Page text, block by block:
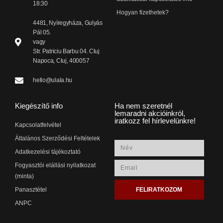
18:30
4481, Nyíregyháza, Gulyás
Pál 05.
vagy
Str. Patriciu Barbu 04. Cluj
Napoca, Cluj, 400057
hello@ulala.hu
Hogyan fizethetek?
Kiegészítő info
Kapcsolatfelvétel
Általános Szerződési Feltételek
Adatkezelési tájékoztató
Fogyasztói elállási nyilatkozat
(minta)
Panasztétel
ANPC
Ha nem szeretnél
lemaradni akcióinkról,
iratkozz fel hírlevelünkre!
FELIRATKOZOM